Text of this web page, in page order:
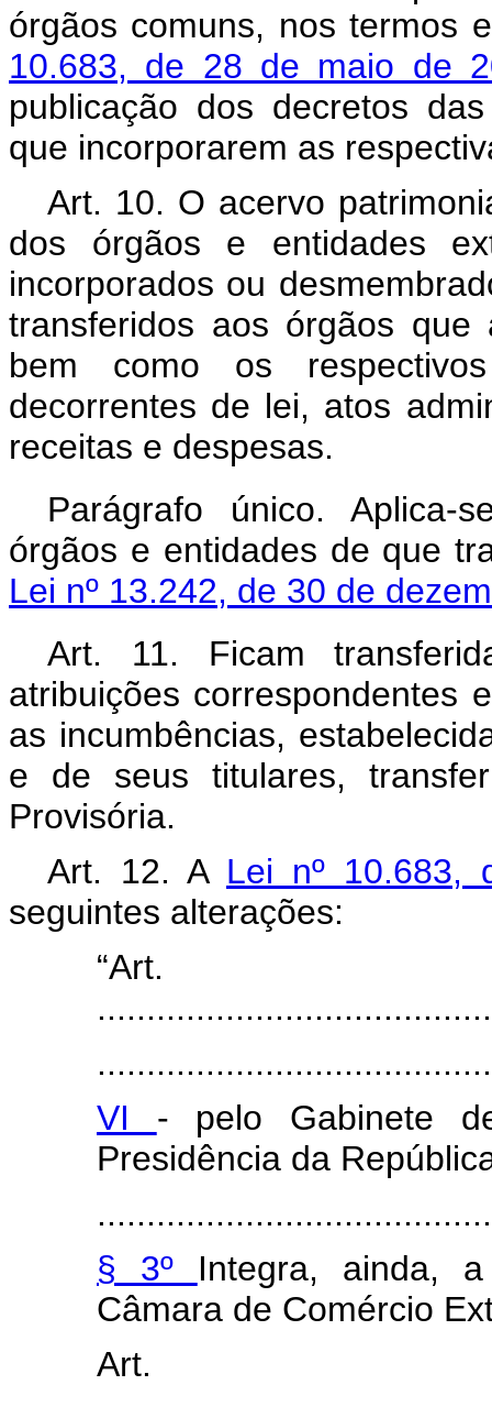
órgãos comuns, nos termos
10.683, de 28 de maio de
publicação dos decretos
que incorporarem as
Art. 10. O acervo
dos órgãos e entidades
incorporados ou
transferidos aos órgãos que
bem como os
decorrentes de lei, atos
receitas e despesas.
Parágrafo único. Aplica-
órgãos e entidades de que
Lei nº 13.242, de 30 de
Art. 11. Ficam
atribuições correspondentes
as incumbências,
e de seus titulares,
Provisória.
Art. 12. A Lei nº
seguintes alterações:
VI - pelo Gabinete
Presidência da
§ 3º Integra, ainda,
Câmara de Comércio